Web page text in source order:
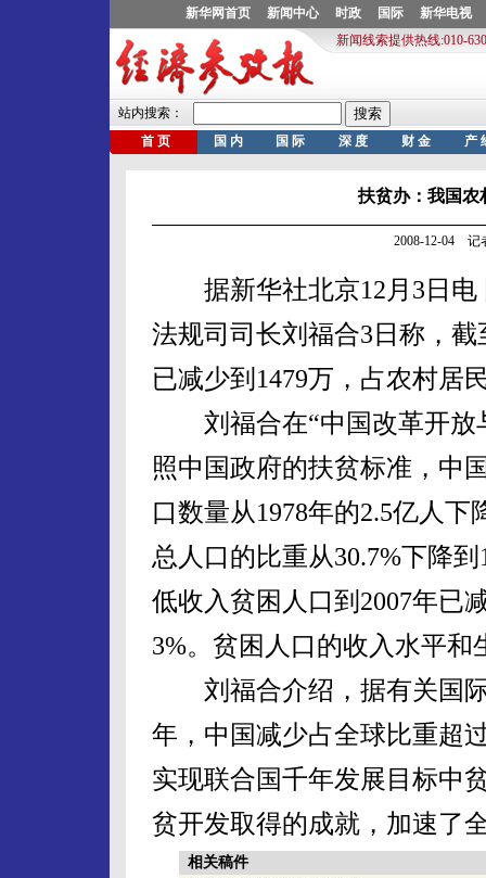
扶贫办：我国农
2008-12-04 记
据新华社北京12月3日电
法规司司长刘福合3日称，
已减少到1479万，占农村居
刘福合在“中国改革开放
照中国政府的扶贫标准，中
口数量从1978年的2.5亿人下
总人口的比重从30.7%下降
低收入贫困人口到2007年已
3%。贫困人口的收入水平
刘福合介绍，据有关国际
年，中国减少占全球比重超
实现联合国千年发展目标中
贫开发取得的成就，加速了
相关稿件